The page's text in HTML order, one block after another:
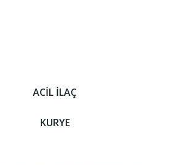
ACİL İLAÇ
KURYE